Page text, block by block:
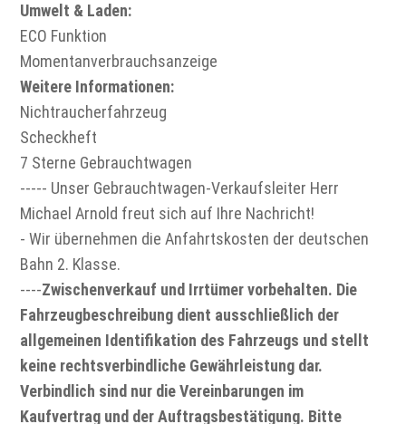
Umwelt & Laden:
ECO Funktion
Momentanverbrauchsanzeige
Weitere Informationen:
Nichtraucherfahrzeug
Scheckheft
7 Sterne Gebrauchtwagen
----- Unser Gebrauchtwagen-Verkaufsleiter Herr
Michael Arnold freut sich auf Ihre Nachricht!
- Wir übernehmen die Anfahrtskosten der deutschen
Bahn 2. Klasse.
----Zwischenverkauf und Irrtümer vorbehalten. Die
Fahrzeugbeschreibung dient ausschließlich der
allgemeinen Identifikation des Fahrzeugs und stellt
keine rechtsverbindliche Gewährleistung dar.
Verbindlich sind nur die Vereinbarungen im
Kaufvertrag und der Auftragsbestätigung. Bitte